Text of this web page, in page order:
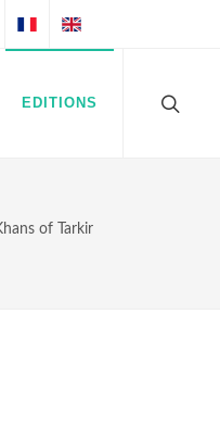
velkuns@magiclegacy.fr
Cartes FR
EDITIONS
of Tarkir